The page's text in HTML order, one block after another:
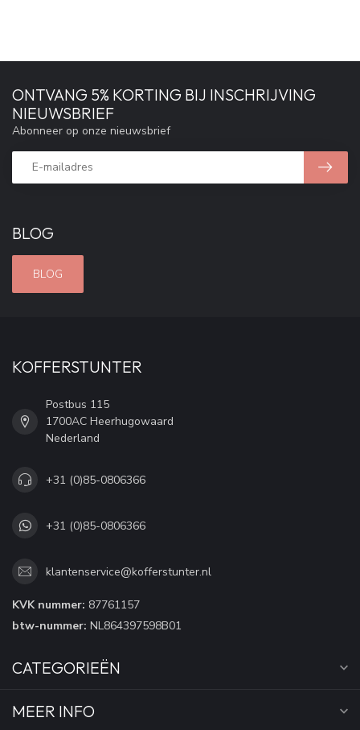
BLOG
BLOG
ONTVANG 5% KORTING BIJ INSCHRIJVING
NIEUWSBRIEF
Abonneer op onze nieuwsbrief
KOFFERSTUNTER
Postbus 115
1700AC Heerhugowaard
Nederland
+31 (0)85-0806366
+31 (0)85-0806366
klantenservice@kofferstunter.nl
KVK nummer: 87761157
btw-nummer: NL864397598B01
CATEGORIEËN
MEER INFO